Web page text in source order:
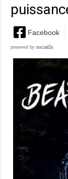
Facebook
powered by social2s